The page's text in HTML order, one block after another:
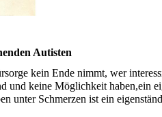
Autisten
kein Ende nimmt, wer
und keine Möglichkeit haben,ein
unter Schmerzen ist ein